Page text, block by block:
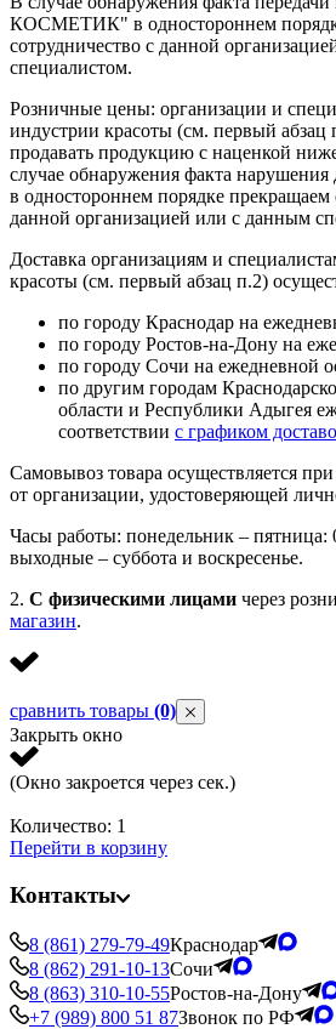
КОСМЕТИК" в одностороннем
сотрудничество с данной
специалистом.
Розничные цены: организации и
индустрии красоты (см. первый абзац
продавать продукцию с наценкой
случае обнаружения факта
в одностороннем порядке прекращаем
данной организацией или с данным
Доставка организациям и
красоты (см. первый абзац п.2)
по городу Краснодар на
по городу Ростов-на-Дону на
по городу Сочи на ежедневной
по другим городам
области и Республики Адыгея
соответствии с графиком
Самовывоз товара осуществляется
от организации, удостоверяющей
Часы работы: понедельник – пятница:
выходные – суббота и воскресенье.
2. С физическими лицами через
магазин.
сравнить товары (0)
Закрыть окно
(Окно закроется через сек.)
Количество: 1
Перейти в корзину
Контакты
8 (861) 279-79-49Краснодар
8 (862) 291-10-13Сочи
8 (863) 310-10-55Ростов-на-Дону
+7 (989) 800 51 87Звонок по РФ